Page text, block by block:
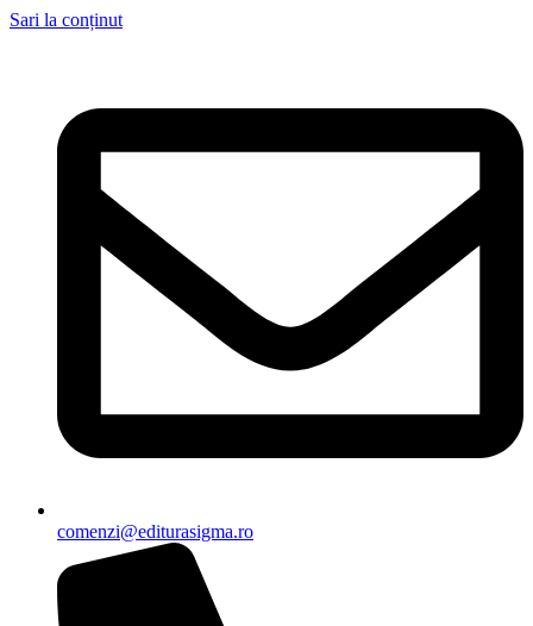
Sari la conținut
comenzi@editurasigma.ro